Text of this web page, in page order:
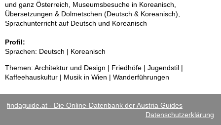
und ganz Österreich, Museumsbesuche in Koreanisch,
Übersetzungen & Dolmetschen (Deutsch & Koreanisch),
Sprachunterricht auf Deutsch und Koreanisch
Profil:
Sprachen: Deutsch | Koreanisch
Themen: Architektur und Design | Friedhöfe | Jugendstil |
Kaffeehauskultur | Musik in Wien | Wanderführungen
findaguide.at - Die Online-Datenbank der Austria Guides
Datenschutzerklärung